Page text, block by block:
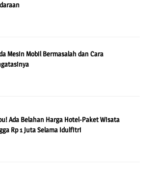
Mesin Mobil Bermasalah dan Cara
Ada Belahan Harga Hotel-Paket Wisata
Rp 1 Juta Selama Idulfitri